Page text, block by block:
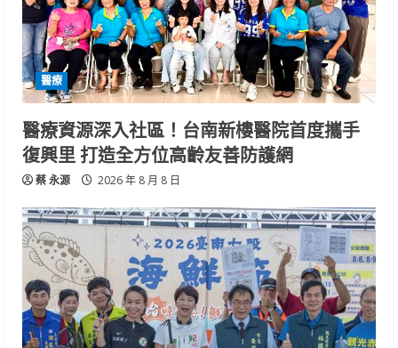
醫療
醫療資源深入社區！台南新樓醫院首度攜手
復興里 打造全方位高齡友善防護網
蔡 永源 2026 年 8 月 8 日